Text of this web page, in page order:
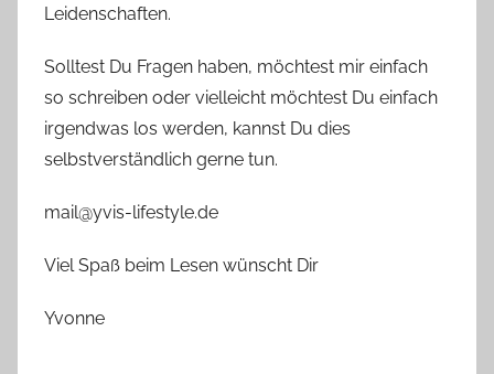
Leidenschaften.
Solltest Du Fragen haben, möchtest mir einfach
so schreiben oder vielleicht möchtest Du einfach
irgendwas los werden, kannst Du dies
selbstverständlich gerne tun.
mail@yvis-lifestyle.de
Viel Spaß beim Lesen wünscht Dir
Yvonne